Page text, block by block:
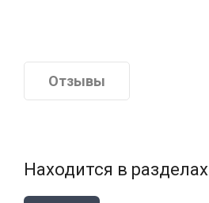
Отзывы
Находится в разделах